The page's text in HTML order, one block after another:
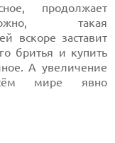
продолжает
такая
вскоре заставит
бритья и купить
А увеличение
мире явно